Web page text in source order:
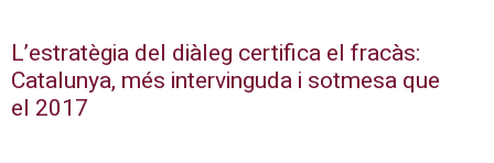
L’estratègia del diàleg certifica el fracàs:
Catalunya, més intervinguda i sotmesa que
el 2017